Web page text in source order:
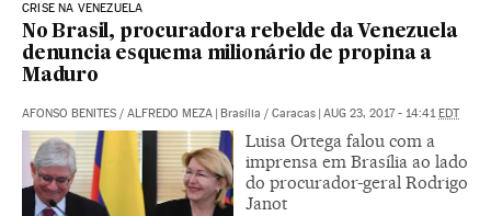
CRISE NA VENEZUELA
No Brasil, procuradora rebelde da Venezuela
denuncia esquema milionário de propina a
Maduro
AFONSO BENITES / ALFREDO MEZA Brasília / Caracas AUG 23, 2017 - 14:41 EDT
Luisa Ortega falou com a
imprensa em Brasília ao lado
do procurador-geral Rodrigo
Janot